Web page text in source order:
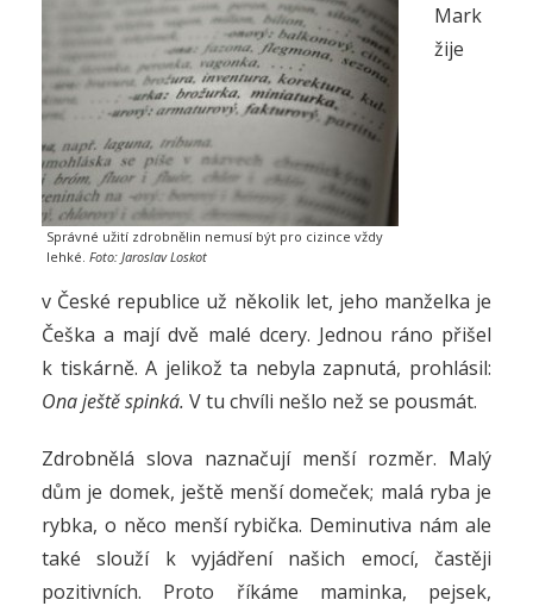
Správné užití zdrobnělin nemusí být pro cizince vždy
lehké. Foto: Jaroslav Loskot
Mark
žije
v České republice už několik let, jeho manželka je
Češka a mají dvě malé dcery. Jednou ráno přišel
k tiskárně. A jelikož ta nebyla zapnutá, prohlásil:
Ona ještě spinká. V tu chvíli nešlo než se pousmát.
Zdrobnělá slova naznačují menší rozměr. Malý
dům je domek, ještě menší domeček; malá ryba je
rybka, o něco menší rybička. Deminutiva nám ale
také slouží k vyjádření našich emocí, častěji
pozitivních. Proto říkáme maminka, pejsek,